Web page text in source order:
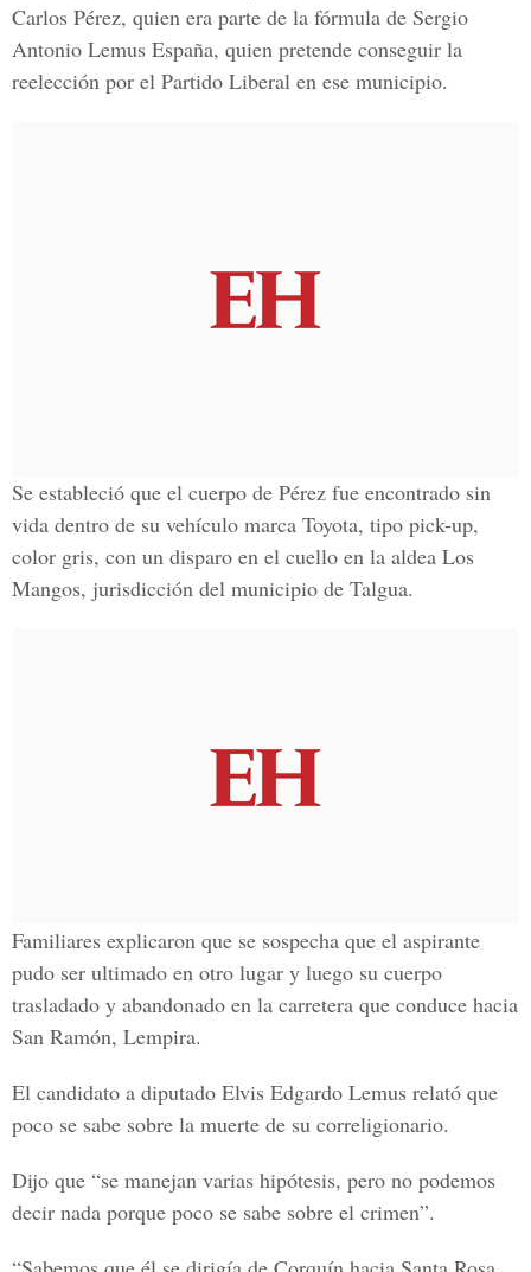
Carlos Pérez, quien era parte de la fórmula de Sergio
Antonio Lemus España, quien pretende conseguir la
reelección por el Partido Liberal en ese municipio.
Se estableció que el cuerpo de Pérez fue encontrado sin
vida dentro de su vehículo marca Toyota, tipo pick-up,
color gris, con un disparo en el cuello en la aldea Los
Mangos, jurisdicción del municipio de Talgua.
Familiares explicaron que se sospecha que el aspirante
pudo ser ultimado en otro lugar y luego su cuerpo
trasladado y abandonado en la carretera que conduce hacia
San Ramón, Lempira.
El candidato a diputado Elvis Edgardo Lemus relató que
poco se sabe sobre la muerte de su correligionario.
Dijo que “se manejan varias hipótesis, pero no podemos
decir nada porque poco se sabe sobre el crimen”.